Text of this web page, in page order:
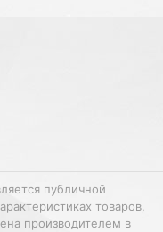
публичной
товаров,
производителем в